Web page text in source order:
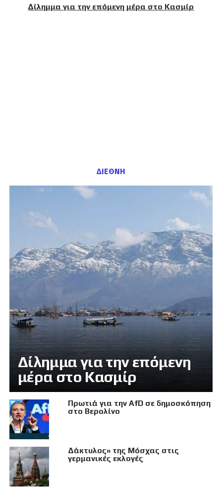
Δίλημμα για την επόμενη μέρα στο Κασμίρ
ΔΙΕΘΝΗ
Δίλημμα για την επόμενη
μέρα στο Κασμίρ
Πρωτιά για την AfD σε δημοσκόπηση
στο Βερολίνο
Δάκτυλος» της Μόσχας στις
γερμανικές εκλογές